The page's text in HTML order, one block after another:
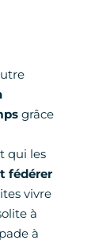
grâce
qui les
fédérer
vivre
à
à